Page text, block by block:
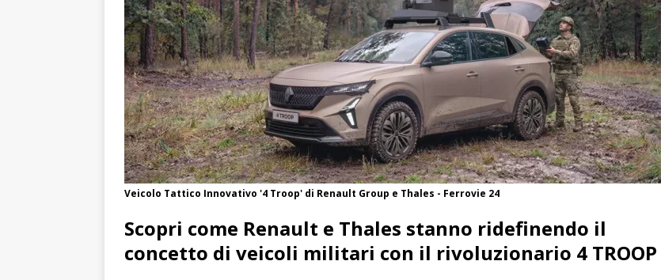
Veicolo Tattico Innovativo '4 Troop' di Renault Group e Thales - Ferrovie 24
Scopri come Renault e Thales stanno ridefinendo il
concetto di veicoli militari con il rivoluzionario 4 TROOP